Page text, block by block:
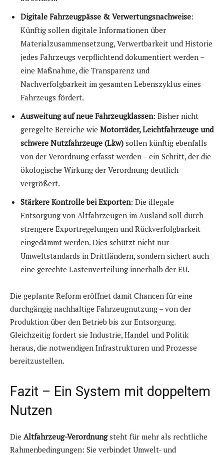
Digitale Fahrzeugpässe & Verwertungsnachweise:
Künftig sollen digitale Informationen über
Materialzusammensetzung, Verwertbarkeit und Historie
jedes Fahrzeugs verpflichtend dokumentiert werden –
eine Maßnahme, die Transparenz und
Nachverfolgbarkeit im gesamten Lebenszyklus eines
Fahrzeugs fördert.
Ausweitung auf neue Fahrzeugklassen: Bisher nicht
geregelte Bereiche wie Motorräder, Leichtfahrzeuge und
schwere Nutzfahrzeuge (Lkw) sollen künftig ebenfalls
von der Verordnung erfasst werden – ein Schritt, der die
ökologische Wirkung der Verordnung deutlich
vergrößert.
Stärkere Kontrolle bei Exporten: Die illegale
Entsorgung von Altfahrzeugen im Ausland soll durch
strengere Exportregelungen und Rückverfolgbarkeit
eingedämmt werden. Dies schützt nicht nur
Umweltstandards in Drittländern, sondern sichert auch
eine gerechte Lastenverteilung innerhalb der EU.
Die geplante Reform eröffnet damit Chancen für eine
durchgängig nachhaltige Fahrzeugnutzung – von der
Produktion über den Betrieb bis zur Entsorgung.
Gleichzeitig fordert sie Industrie, Handel und Politik
heraus, die notwendigen Infrastrukturen und Prozesse
bereitzustellen.
Fazit – Ein System mit doppeltem
Nutzen
Die Altfahrzeug-Verordnungsteht für mehr als rechtliche
Rahmenbedingungen: Sie verbindet Umwelt- und